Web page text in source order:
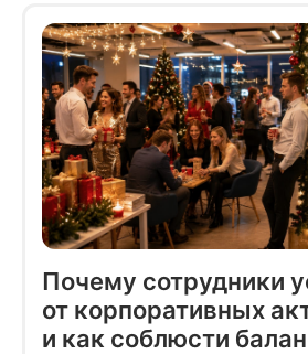
Почему сотрудники
от корпоративных
и как соблюсти